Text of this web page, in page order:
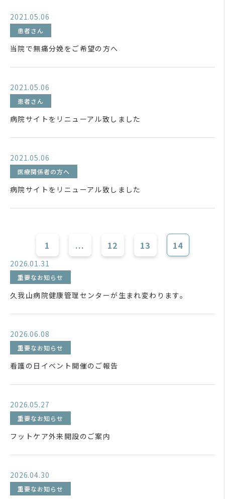
2021.05.06
患者さん
当院で無痛分娩をご希望の方へ
2021.05.06
患者さん
病院サイトをリニューアル致しました
2021.05.06
医療関係者の方へ
病院サイトをリニューアル致しました
1 ... 12 13 14
2026.01.31
重要なお知らせ
久我山病院健康管理センターが生まれ変わります。
2026.06.08
重要なお知らせ
看護の日イベント開催のご報告
2026.05.27
重要なお知らせ
フットケア外来開設のご案内
2026.04.30
重要なお知らせ